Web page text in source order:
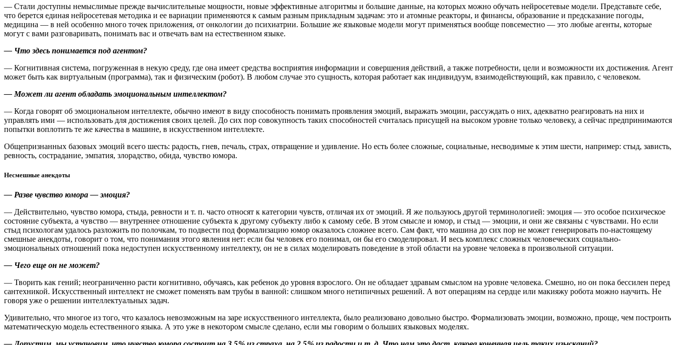
— Стали доступны немыслимые прежде вычислительные мощности, новые эффективные алгоритмы и большие данные, на которых можно обучать нейросетевые модели. Представьте себе,
что берется единая нейросетевая методика и ее вариации применяются к самым разным прикладным задачам: это и атомные реакторы, и финансы, образование и предсказание погоды,
медицина — ​в ней особенно много точек приложения, от онкологии до психиатрии. Большие же языковые модели могут применяться вообще повсеместно — ​это любые агенты, которые
могут с вами разговаривать, понимать вас и отвечать вам на естественном языке.
— Что здесь понимается под агентом?
— Когнитивная система, погруженная в некую среду, где она имеет средства восприятия информации и совершения действий, а также потребности, цели и возможности их достижения. Агент
может быть как виртуальным (программа), так и физическим (робот). В любом случае это сущность, которая работает как индивидуум, взаимодействующий, как правило, с человеком.
— Может ли агент обладать эмоциональным интеллектом?
— Когда говорят об эмоциональном интеллекте, обычно имеют в виду способность понимать проявления эмоций, выражать эмоции, рассуждать о них, адекватно реагировать на них и
управлять ими — ​использовать для достижения своих целей. До сих пор совокупность таких способностей считалась присущей на высоком уровне только человеку, а сейчас предпринимаются
попытки воплотить те же качества в машине, в искусственном интеллекте.
Общепризнанных базовых эмоций всего шесть: радость, гнев, печаль, страх, отвращение и удивление. Но есть более сложные, социальные, несводимые к этим шести, например: стыд, зависть,
ревность, сострадание, эмпатия, злорадство, обида, чувство юмора.
Несмешные анекдоты
— Разве чувство юмора — ​эмоция?
— Действительно, чувство юмора, стыда, ревности и т. п. часто относят к категории чувств, отличая их от эмоций. Я же пользуюсь другой терминологией: эмоция — ​это особое психическое
состояние субъекта, а чувство — ​внутреннее отношение субъекта к другому субъекту либо к самому себе. В этом смысле и юмор, и стыд — ​эмоции, и они же связаны с чувствами. Но если
стыд психологам удалось разложить по полочкам, то подвести под формализацию юмор оказалось сложнее всего. Сам факт, что машина до сих пор не может генерировать по-настоящему
смешные анекдоты, говорит о том, что понимания этого явления нет: если бы человек его понимал, он бы его смоделировал. И весь комплекс сложных человеческих социально-
эмоциональных отношений пока недоступен искусственному интеллекту, он не в силах моделировать поведение в этой области на уровне человека в произвольной ситуации.
— Чего еще он не может?
— Творить как гений; неограниченно расти когнитивно, обучаясь, как ребенок до уровня взрослого. Он не обладает здравым смыслом на уровне человека. Смешно, но он пока бессилен перед
сантехникой. Искусственный интеллект не сможет поменять вам трубы в ванной: слишком много нетипичных решений. А вот операциям на сердце или макияжу робота можно научить. Не
говоря уже о решении интеллектуальных задач.
Удивительно, что многое из того, что казалось невозможным на заре искусственного интеллекта, было реализовано довольно быстро. Формализовать эмоции, возможно, проще, чем построить
математическую модель естественного языка. А это уже в некотором смысле сделано, если мы говорим о больших языковых моделях.